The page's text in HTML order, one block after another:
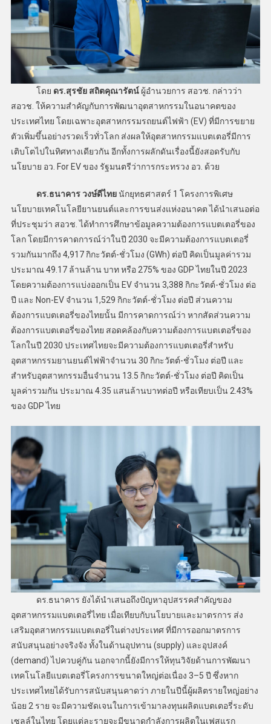
โดย ดร.สุรชัย สถิตคุณารัตน์ผู้อำนวยการ สอวช. กล่าวว่า
สอวช. ให้ความสำคัญกับการพัฒนาอุตสาหกรรมในอนาคตของ
ประเทศไทย โดยเฉพาะอุตสาหกรรมรถยนต์ไฟฟ้า (EV) ที่มีการขยาย
ตัวเพิ่มขึ้นอย่างรวดเร็วทั่วโลก ส่งผลให้อุตสาหกรรมแบตเตอรี่มีการ
เติบโตไปในทิศทางเดียวกัน อีกทั้งการผลักดันเรื่องนี้ยังสอดรับกับ
นโยบาย อว. For EV ของ รัฐมนตรีว่าการกระทรวง อว. ด้วย
ดร.ธนาคาร วงษ์ดีไทยนักยุทธศาสตร์ 1 โครงการพิเศษ
นโยบายเทคโนโลยียานยนต์และการขนส่งแห่งอนาคต ได้นำเสนอต่อ
ที่ประชุมว่า สอวช. ได้ทำการศึกษาข้อมูลความต้องการแบตเตอรี่ของ
โลก โดยมีการคาดการณ์ว่าในปี 2030 จะมีความต้องการแบตเตอรี่
รวมกันมากถึง 4,917 กิกะวัตต์-ชั่วโมง (GWh) ต่อปี คิดเป็นมูลค่ารวม
ประมาณ 49.17 ล้านล้าน บาท หรือ 275% ของ GDP ไทยในปี 2023
โดยความต้องการแบ่งออกเป็น EV จำนวน 3,388 กิกะวัตต์-ชั่วโมง ต่อ
ปี และ Non-EV จำนวน 1,529 กิกะวัตต์-ชั่วโมง ต่อปี ส่วนความ
ต้องการแบตเตอรี่ของไทยนั้น มีการคาดการณ์ว่า หากสัดส่วนความ
ต้องการแบตเตอรี่ของไทย สอดคล้องกับความต้องการแบตเตอรี่ของ
โลกในปี 2030 ประเทศไทยจะมีความต้องการแบตเตอรี่สำหรับ
อุตสาหกรรมยานยนต์ไฟฟ้าจำนวน 30 กิกะวัตต์-ชั่วโมง ต่อปี และ
สำหรับอุตสาหกรรมอื่นจำนวน 13.5 กิกะวัตต์-ชั่วโมง ต่อปี คิดเป็น
มูลค่ารวมกัน ประมาณ 4.35 แสนล้านบาทต่อปี หรือเทียบเป็น 2.43%
ของ GDP ไทย
ดร.ธนาคาร ยังได้นำเสนอถึงปัญหาอุปสรรคสำคัญของ
อุตสาหกรรมแบตเตอรี่ไทย เมื่อเทียบกับนโยบายและมาตรการ ส่ง
เสริมอุตสาหกรรมแบตเตอรี่ในต่างประเทศ ที่มีการออกมาตรการ
สนับสนุนอย่างจริงจัง ทั้งในด้านอุปทาน (supply) และอุปสงค์
(demand) ไปควบคู่กัน นอกจากนี้ยังมีการให้ทุนวิจัยด้านการพัฒนา
เทคโนโลยีแบตเตอรี่โครงการขนาดใหญ่ต่อเนื่อง 3–5 ปี ซึ่งหาก
ประเทศไทยได้รับการสนับสนุนคาดว่า ภายในปีนี้ผู้ผลิตรายใหญ่อย่าง
น้อย 2 ราย จะมีความชัดเจนในการเข้ามาลงทุนผลิตแบตเตอรี่ระดับ
เซลล์ในไทย โดยแต่ละรายจะมีขนาดกำลังการผลิตในเฟสแรก